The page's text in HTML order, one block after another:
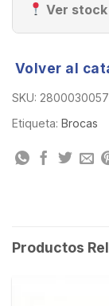
Ver
Volver al
SKU:
Etiqueta: Brocas
Productos